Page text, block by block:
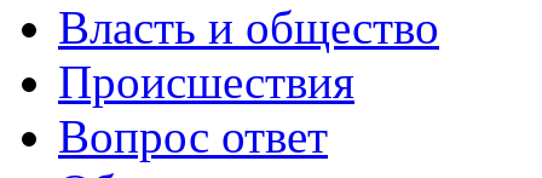
Власть и общество
Происшествия
Вопрос ответ